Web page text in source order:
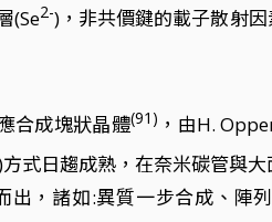
(Se2-)，非共價鍵的載子散射
合成塊狀晶體(91) ，由H.
式日趨成熟，在奈米碳管與
，諸如:異質一步合成、陣